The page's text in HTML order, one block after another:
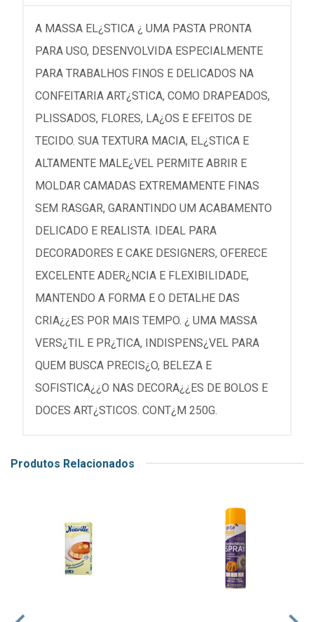
A MASSA EL¿STICA ¿ UMA PASTA PRONTA
PARA USO, DESENVOLVIDA ESPECIALMENTE
PARA TRABALHOS FINOS E DELICADOS NA
CONFEITARIA ART¿STICA, COMO DRAPEADOS,
PLISSADOS, FLORES, LA¿OS E EFEITOS DE
TECIDO. SUA TEXTURA MACIA, EL¿STICA E
ALTAMENTE MALE¿VEL PERMITE ABRIR E
MOLDAR CAMADAS EXTREMAMENTE FINAS
SEM RASGAR, GARANTINDO UM ACABAMENTO
DELICADO E REALISTA. IDEAL PARA
DECORADORES E CAKE DESIGNERS, OFERECE
EXCELENTE ADER¿NCIA E FLEXIBILIDADE,
MANTENDO A FORMA E O DETALHE DAS
CRIA¿¿ES POR MAIS TEMPO. ¿ UMA MASSA
VERS¿TIL E PR¿TICA, INDISPENS¿VEL PARA
QUEM BUSCA PRECIS¿O, BELEZA E
SOFISTICA¿¿O NAS DECORA¿¿ES DE BOLOS E
DOCES ART¿STICOS. CONT¿M 250G.
Produtos Relacionados